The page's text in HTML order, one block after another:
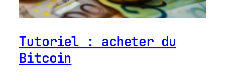
Tutoriel : acheter du
Bitcoin